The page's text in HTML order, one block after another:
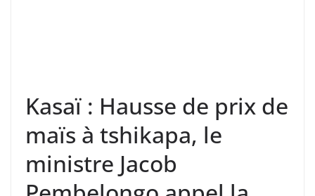
Kasaï : Hausse de prix de
maïs à tshikapa, le
ministre Jacob